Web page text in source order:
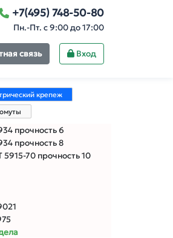
+7(495) 748-50-80
Пн.-Пт. с 9:00 до 17:00
связь Вход
крепеж
прочность 6
прочность 8
70 прочность 10